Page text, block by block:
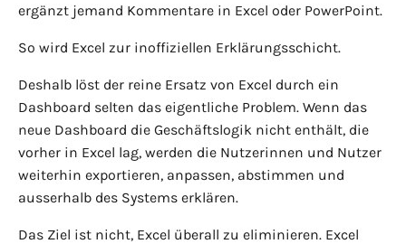
ergänzt jemand Kommentare in Excel oder PowerPoint.
So wird Excel zur inoffiziellen Erklärungsschicht.
Deshalb löst der reine Ersatz von Excel durch ein
Dashboard selten das eigentliche Problem. Wenn das
neue Dashboard die Geschäftslogik nicht enthält, die
vorher in Excel lag, werden die Nutzerinnen und Nutzer
weiterhin exportieren, anpassen, abstimmen und
ausserhalb des Systems erklären.
Das Ziel ist nicht, Excel überall zu eliminieren. Excel